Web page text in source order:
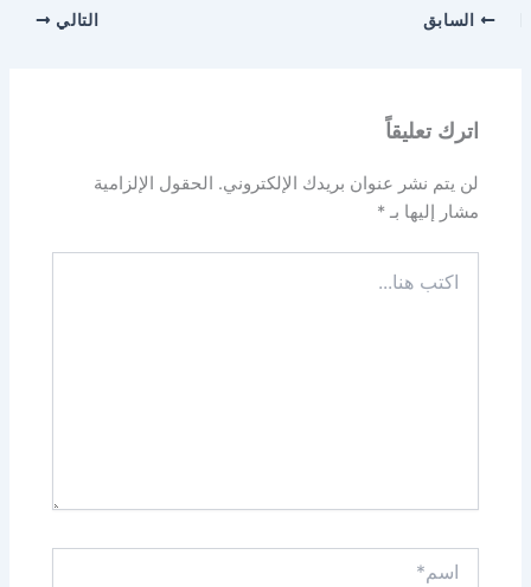
السابق التالي
اترك تعليقاً
لن يتم نشر عنوان بريدك الإلكتروني. الحقول الإلزامية
مشار إليها بـ*
هنا...